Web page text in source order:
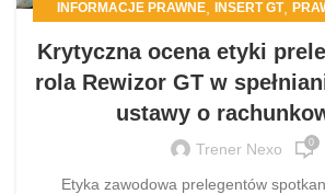
INFORMACJE PRAWNE, INSERT GT,
Krytyczna ocena etyki
rola Rewizor GT w
ustawy o
Trener Nexo 0
Etyka zawodowa prelegentów